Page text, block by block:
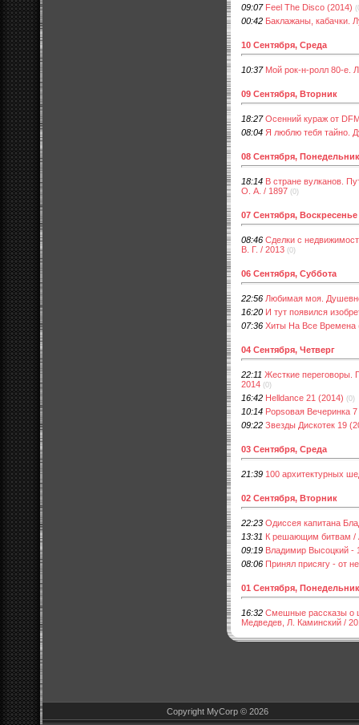
09:07 Fееl Thе Disсо (2014)
00:42 Баклажаны, кабачки.
10 Сентября, Среда
10:37 Мой рок-н-ролл 80-е.
09 Сентября, Вторник
18:27 Осенний кураж от
08:04 Я люблю тебя тайно.
08 Сентября, Понедельник
18:14 В стране вулканов.
О. А. / 1897 (0)
07 Сентября, Воскресенье
08:46 Сделки с
В. Г. / 2013 (0)
06 Сентября, Суббота
22:56 Любимая моя.
16:20 И тут появился
07:36 Хиты На Все Времена
04 Сентября, Четверг
22:11 Жесткие переговоры.
2014 (0)
16:42 Helldance 21 (2014) (0)
10:14 Popsовая Вечеринка
09:22 Звезды Дискотек 19
03 Сентября, Среда
21:39 100 архитектурных
02 Сентября, Вторник
22:23 Одиссея капитана
13:31 К решающим битвам /
09:19 Владимир Высоцкий -
08:06 Принял присягу - от
01 Сентября, Понедельник
16:32 Смешные рассказы о
Медведев, Л. Каминский /
Copyright MyCorp © 2026